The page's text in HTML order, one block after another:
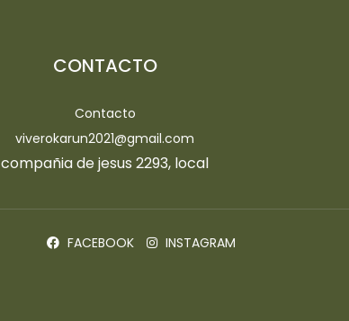
CONTACTO
Contacto
viverokarun2021@gmail.com
compañia de jesus 2293, local
FACEBOOK INSTAGRAM